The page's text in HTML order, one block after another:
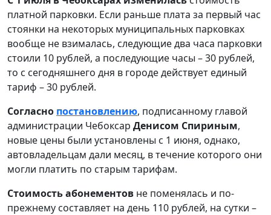
платной парковки. Если раньше плата за первый час
стоянки на некоторых муниципальных парковках
вообще не взималась, следующие два часа парковки
стоили 10 рублей, а последующие часы – 30 рублей,
то с сегодняшнего дня в городе действует единый
тариф – 30 рублей.
Согласно постановлению, подписанному главой
администрации Чебоксар Денисом Спириным,
новые цены были установлены с 1 июня, однако,
автовладельцам дали месяц, в течение которого они
могли платить по старым тарифам.
Стоимость абонементов не поменялась и по-
прежнему составляет на день 110 рублей, на сутки –